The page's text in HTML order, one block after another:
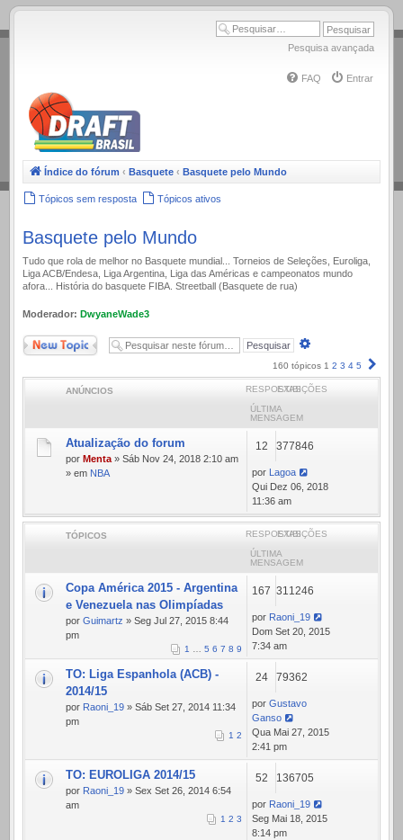
.
Pesquisa avançada
FAQ Entrar
Índice do fórum ‹ Basquete ‹ Basquete pelo Mundo
Tópicos sem resposta Tópicos ativos
Basquete pelo Mundo
Tudo que rola de melhor no Basquete mundial... Torneios de Seleções, Euroliga,
Liga ACB/Endesa, Liga Argentina, Liga das Américas e campeonatos mundo
afora... História do basquete FIBA. Streetball (Basquete de rua)
Moderador: DwyaneWade3
Novo Tópico
160 tópicos 1 2 3 4 5
ANÚNCIOS RESPOSTASEXIBIÇÕES
ÚLTIMA
MENSAGEM
Atualização do forum
por Menta » Sáb Nov 24, 2018 2:10 am
» em NBA
12 377846
por
Lagoa
Qui Dez 06, 2018
11:36 am
TÓPICOS RESPOSTASEXIBIÇÕES
ÚLTIMA
MENSAGEM
Copa América 2015 - Argentina
e Venezuela nas Olimpíadas
por Guimartz » Seg Jul 27, 2015 8:44
pm
1 … 5 6 7 8 9
167 311246
por Raoni_19
Dom Set 20, 2015
7:34 am
TO: Liga Espanhola (ACB) -
2014/15
por Raoni_19 » Sáb Set 27, 2014 11:34
pm
1 2
24 79362
por Gustavo
Ganso
Qua Mai 27, 2015
2:41 pm
TO: EUROLIGA 2014/15
por Raoni_19 » Sex Set 26, 2014 6:54
am
1 2 3
52 136705
por Raoni_19
Seg Mai 18, 2015
8:14 pm